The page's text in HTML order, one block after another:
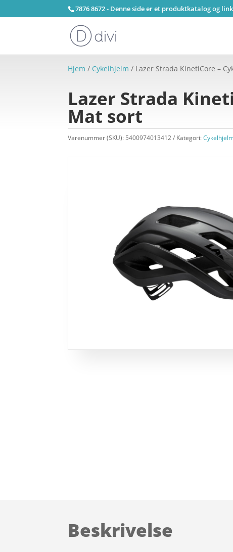
7876 8672 - Denne side er et produktkatalog og
Hjem / Cykelhjelm / Lazer Strada KinetiCore –
Lazer Strada
Mat sort
Varenummer (SKU): 5400974013412 Kategori:
Beskrivelse